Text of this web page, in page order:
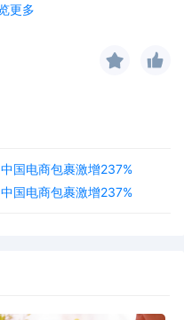
更多
力。
国电商包裹激增237%
国电商包裹激增237%